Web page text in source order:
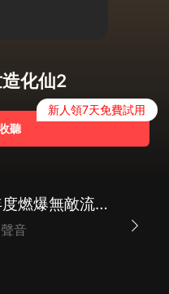
化仙2
聽
新人領7天免費試用
太古第一仙 | 年度燃爆無敵流修仙 | 老貓演播領銜多人有聲劇
音